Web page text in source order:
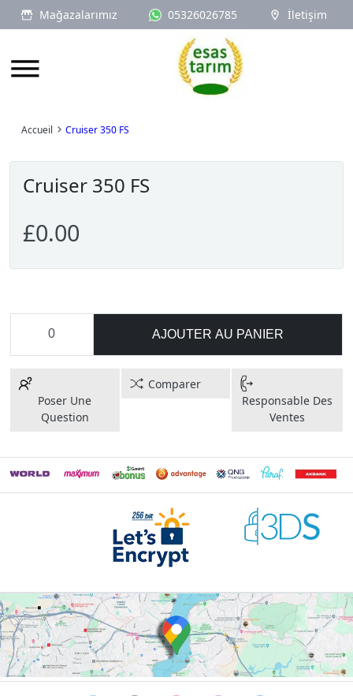
Mağazalarımız 05326026785 İletişim
Logo
Accueil Cruiser 350 FS
Cruiser 350 FS
£0.00
AJOUTER AU PANIER
Poser Une
Question
Comparer
Responsable Des
Ventes